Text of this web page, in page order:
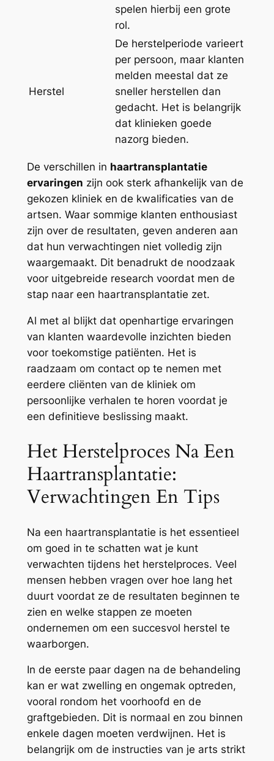
spelen hierbij een grote
rol.
Herstel
De herstelperiode varieert
per persoon, maar klanten
melden meestal dat ze
sneller herstellen dan
gedacht. Het is belangrijk
dat klinieken goede
nazorg bieden.
De verschillen in haartransplantatie
ervaringen zijn ook sterk afhankelijk van de
gekozen kliniek en de kwalificaties van de
artsen. Waar sommige klanten enthousiast
zijn over de resultaten, geven anderen aan
dat hun verwachtingen niet volledig zijn
waargemaakt. Dit benadrukt de noodzaak
voor uitgebreide research voordat men de
stap naar een haartransplantatie zet.
Al met al blijkt dat openhartige ervaringen
van klanten waardevolle inzichten bieden
voor toekomstige patiënten. Het is
raadzaam om contact op te nemen met
eerdere cliënten van de kliniek om
persoonlijke verhalen te horen voordat je
een definitieve beslissing maakt.
Het Herstelproces Na Een
Haartransplantatie:
Verwachtingen En Tips
Na een haartransplantatie is het essentieel
om goed in te schatten wat je kunt
verwachten tijdens het herstelproces. Veel
mensen hebben vragen over hoe lang het
duurt voordat ze de resultaten beginnen te
zien en welke stappen ze moeten
ondernemen om een succesvol herstel te
waarborgen.
In de eerste paar dagen na de behandeling
kan er wat zwelling en ongemak optreden,
vooral rondom het voorhoofd en de
graftgebieden. Dit is normaal en zou binnen
enkele dagen moeten verdwijnen. Het is
belangrijk om de instructies van je arts strikt